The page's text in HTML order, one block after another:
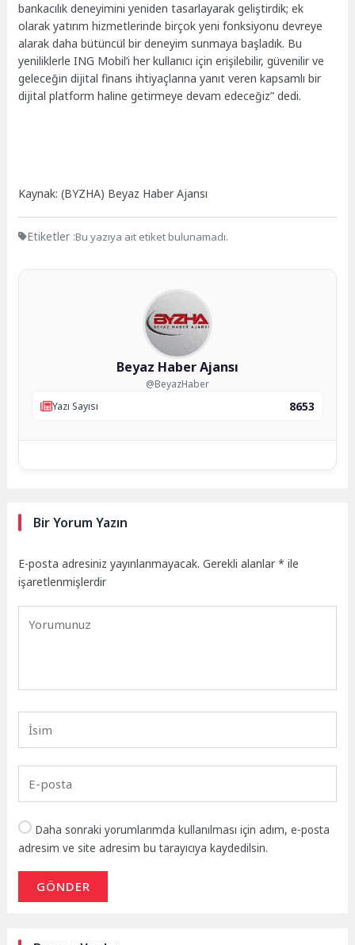
bankacılık deneyimini yeniden tasarlayarak geliştirdik; ek
olarak yatırım hizmetlerinde birçok yeni fonksiyonu devreye
alarak daha bütüncül bir deneyim sunmaya başladık. Bu
yeniliklerle ING Mobil’i her kullanıcı için erişilebilir, güvenilir ve
geleceğin dijital finans ihtiyaçlarına yanıt veren kapsamlı bir
dijital platform haline getirmeye devam edeceğiz” dedi.
Kaynak: (BYZHA) Beyaz Haber Ajansı
Etiketler :Bu yazıya ait etiket bulunamadı.
Beyaz Haber Ajansı
@BeyazHaber
Yazı Sayısı
8653
Bir Yorum Yazın
E-posta adresiniz yayınlanmayacak. Gerekli alanlar* ile
işaretlenmişlerdir
Daha sonraki yorumlarımda kullanılması için adım, e-posta
adresim ve site adresim bu tarayıcıya kaydedilsin.
GÖNDER